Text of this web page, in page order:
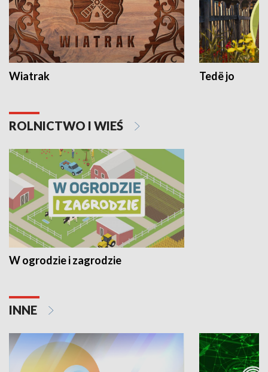
Wiatrak Tedë jo
ROLNICTWO I WIEŚ
W ogrodzie i zagrodzie
INNE